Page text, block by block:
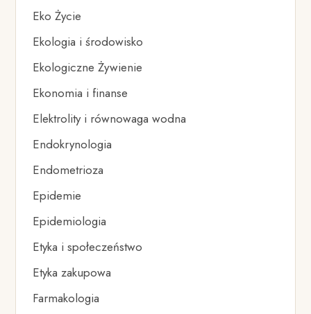
Eko Życie
Ekologia i środowisko
Ekologiczne Żywienie
Ekonomia i finanse
Elektrolity i równowaga wodna
Endokrynologia
Endometrioza
Epidemie
Epidemiologia
Etyka i społeczeństwo
Etyka zakupowa
Farmakologia